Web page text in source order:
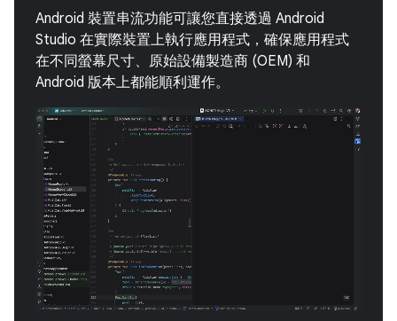
Android 裝置串流功能可讓您直接透過 Android
Studio 在實際裝置上執行應用程式，確保應用程式
在不同螢幕尺寸、原始設備製造商 (OEM) 和
Android 版本上都能順利運作。